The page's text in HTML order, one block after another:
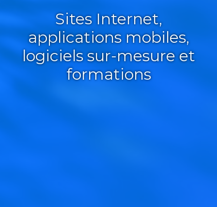
Sites Internet,
applications mobiles,
logiciels sur-mesure et
formations